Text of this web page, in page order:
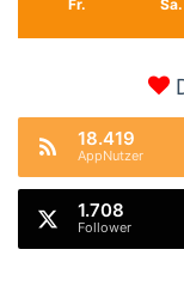
Fr. Sa.
18.419
AppNutzer
1.708
Follower